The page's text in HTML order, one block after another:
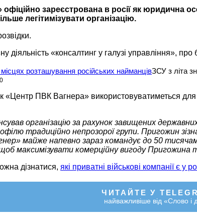
зареєстрована в росії як
легітимізувати організацію.
діяльність «консалтинг у галузі управління», про
розташування російських найманцівЗСУ з літа
«Центр ПВК Вагнера» використовуватиметься
організацію за рахунок завищених
традиційно непрозорої групи. Пригожин
майже напевно зараз командує до 50 тисячами
максимізувати комерційну вигоду Пригожина
дізнатися, які приватні військові компанії є у
ЧИТАЙТЕ У
найважливіше від «Слово і